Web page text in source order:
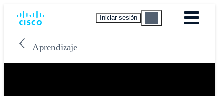
Iniciar sesión
Aprendizaje